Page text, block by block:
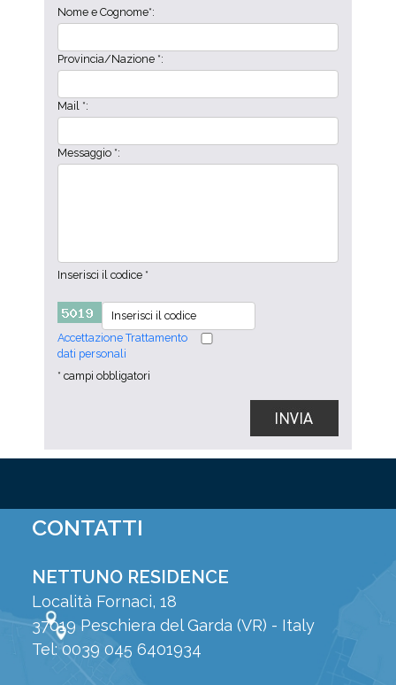
Nome e Cognome*:
Provincia/Nazione *:
Mail *:
Messaggio *:
Inserisci il codice *
Accettazione Trattamento
dati personali
* campi obbligatori
CONTATTI
NETTUNO RESIDENCE
Località Fornaci, 18
37019 Peschiera del Garda (VR) - Italy
Tel: 0039 045 6401934